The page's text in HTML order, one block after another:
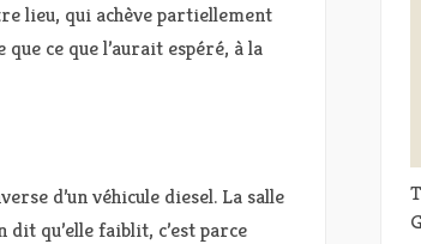
lieu, qui achève partiellement
ce que l’aurait espéré, à la
d’un véhicule diesel. La salle
qu’elle faiblit, c’est parce